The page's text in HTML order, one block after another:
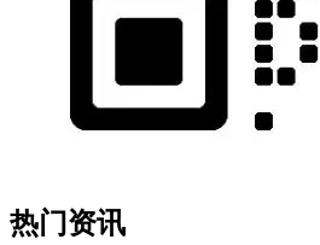
热门资讯